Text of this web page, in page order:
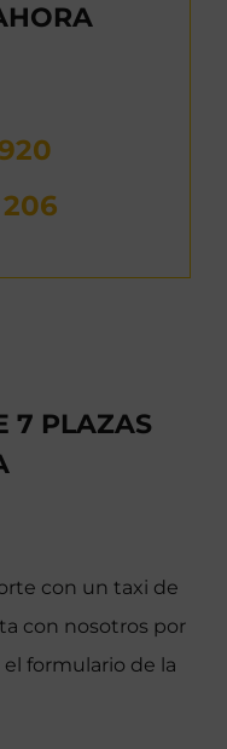
7 PLAZAS
con un taxi de
con nosotros por
formulario de la